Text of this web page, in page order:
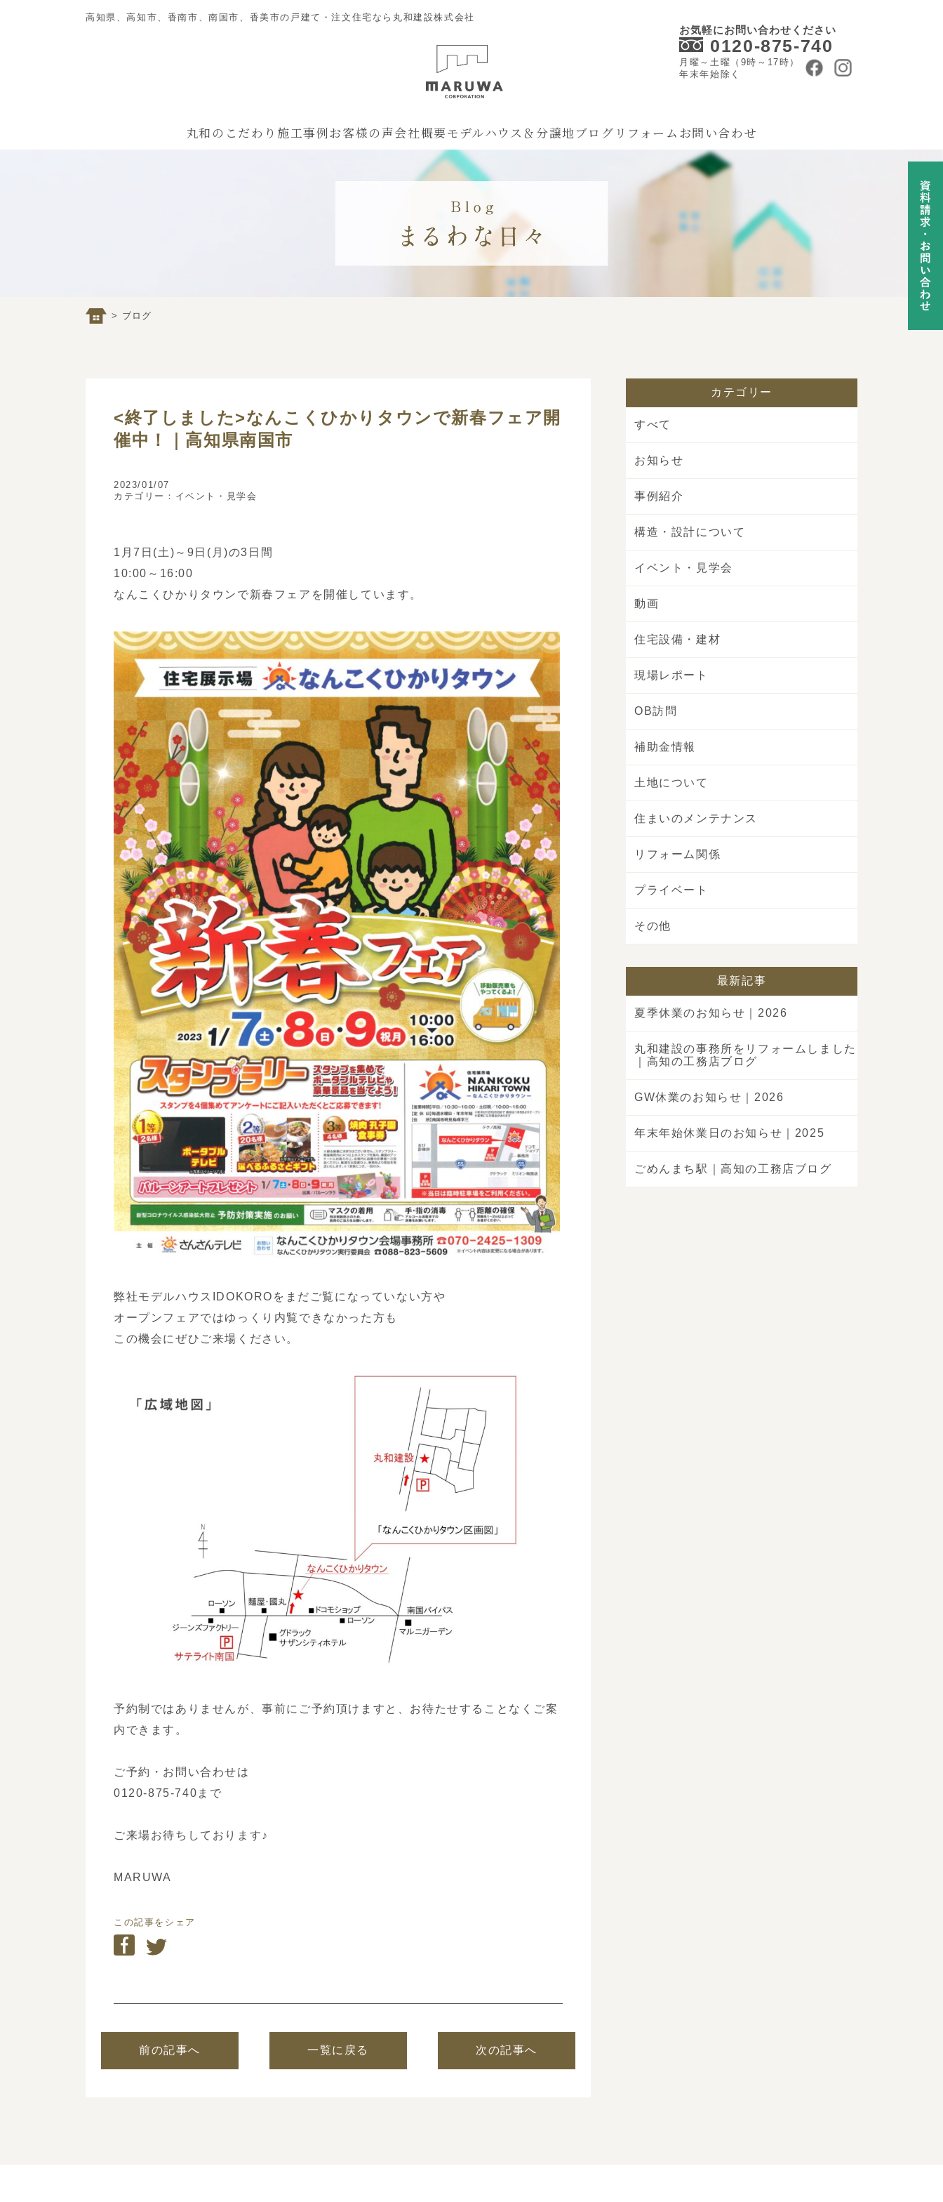
高知県、高知市、香南市、南国市、香美市の戸建て・注文住宅なら丸和建設株式会社
お気軽にお問い合わせください
0120-875-740
月曜～土曜（9時～17時）
年末年始除く
丸和のこだわり 施工事例お客様の声会社概要モデルハウス＆分譲地 ブログ リフォーム お問い合わせ
> ブログ
<終了しました>なんこくひかりタウンで新春フェア開
催中！｜高知県南国市
2023/01/07
カテゴリー： イベント・見学会
1月7日(土)～9日(月)の3日間
10:00～16:00
なんこくひかりタウンで新春フェアを開催しています。
弊社モデルハウスIDOKOROをまだご覧になっていない方や
オープンフェアではゆっくり内覧できなかった方も
この機会にぜひご来場ください。
予約制ではありませんが、事前にご予約頂けますと、お待たせすることなくご案
内できます。
ご予約・お問い合わせは
0120-875-740まで
ご来場お待ちしております♪
MARUWA
この記事をシェア
前の記事へ 一覧に戻る 次の記事へ
カテゴリー
すべて
お知らせ
事例紹介
構造・設計について
イベント・見学会
動画
住宅設備・建材
現場レポート
OB訪問
補助金情報
土地について
住まいのメンテナンス
リフォーム関係
プライベート
その他
最新記事
夏季休業のお知らせ｜2026
丸和建設の事務所をリフォームしました
｜高知の工務店ブログ
GW休業のお知らせ｜2026
年末年始休業日のお知らせ｜2025
ごめんまち駅｜高知の工務店ブログ